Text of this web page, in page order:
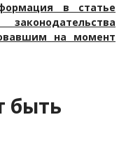
в статье
на момент
быть